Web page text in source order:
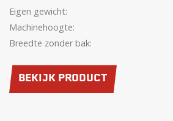
Eigen gewicht:
Machinehoogte:
Breedte zonder bak:
BEKIJK PRODUCT